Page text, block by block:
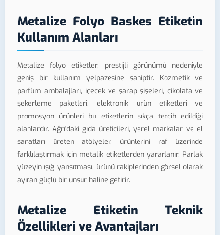
Metalize Folyo Baskes Etiketin
Kullanım Alanları
Metalize folyo etiketler, prestijli görünümü nedeniyle
geniş bir kullanım yelpazesine sahiptir. Kozmetik ve
parfüm ambalajları, içecek ve şarap şişeleri, çikolata ve
şekerleme paketleri, elektronik ürün etiketleri ve
promosyon ürünleri bu etiketlerin sıkça tercih edildiği
alanlardır. Ağrı'daki gıda üreticileri, yerel markalar ve el
sanatları üreten atölyeler, ürünlerini raf üzerinde
farklılaştırmak için metalik etiketlerden yararlanır. Parlak
yüzeyin ışığı yansıtması, ürünü rakiplerinden görsel olarak
ayıran güçlü bir unsur haline getirir.
Metalize Etiketin Teknik
Özellikleri ve Avantajları